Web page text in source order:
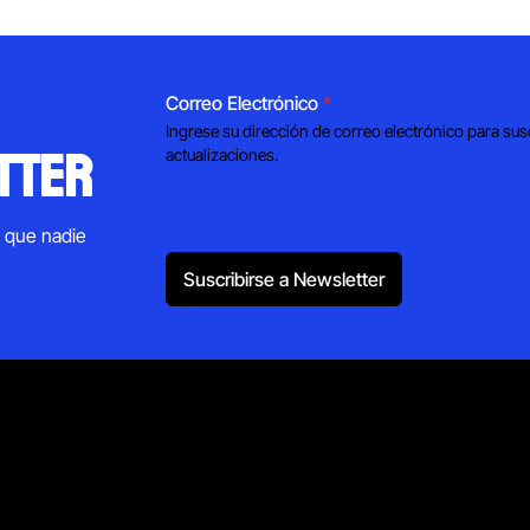
nadie
Correo Electrónico *
Ingrese su dirección de correo electrónico para
actualizaciones.
Suscribirse a Newsletter